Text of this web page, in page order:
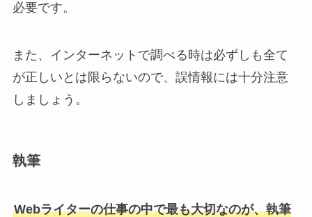
必要です。
また、インターネットで調べる時は必ずしも全て
が正しいとは限らないので、誤情報には十分注意
しましょう。
執筆
Webライターの仕事の中で最も大切なのが、執筆